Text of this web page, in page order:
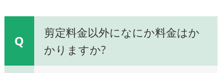
Q
剪定料金以外になにか料金はか
かりますか?